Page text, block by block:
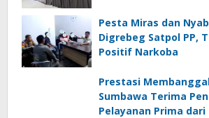
Pesta Miras dan
Digrebeg Satpol PP,
Positif Narkoba
Prestasi
Sumbawa Terima
Pelayanan Prima dari